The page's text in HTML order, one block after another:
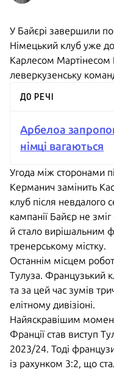
У Байєрі завершили
Німецький клуб уже
Карлесом
леверкузенську
ДО РЕЧІ
Арбелоа
німці вагаються
Угода між сторонами
Керманич замінить
клуб після невдалого
кампанії Байєр не
й стало вирішальним
тренерському містку.
Останнім місцем
Тулуза. Французький
та за цей час зумів
елітному дивізіоні.
Найяскравішим
Франції став виступ
2023/24. Тоді
із рахунком 3:2, що